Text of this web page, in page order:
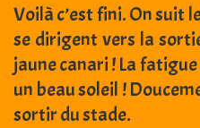
Voilà c’est fini. On suit
se dirigent vers la
jaune canari ! La
un beau soleil !
sortir du stade.